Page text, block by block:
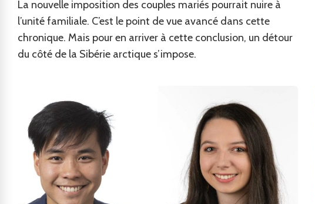
La nouvelle imposition des couples mariés pourrait nuire à
l’unité familiale. C’est le point de vue avancé dans cette
chronique. Mais pour en arriver à cette conclusion, un détour
du côté de la Sibérie arctique s’impose.